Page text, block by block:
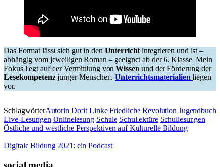
Das Format lässt sich gut in den Unterricht integrieren und ist –
abhängig vom jeweiligen Roman – geeignet ab der 6. Klasse. Mein
Fokus liegt auf der Vermittlung von Wissen und der Förderung der
Lesekompetenz junger Menschen. Unterrichtsmaterialien liegen
vor.
SchlagwörterAutorin Dorit Linke Friedliche Revolution Jugendbuch
Live-Lesungen Onlinelesung Schule Schullektüre Schullesungen
Östliche und westliche Perspektiven auf Kulturelle Bildung
Digitale Bildung 2021: ein Podcast
social media